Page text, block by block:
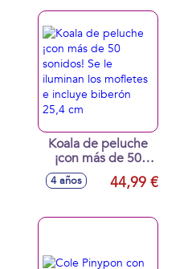
mete los accesorios
en la nevera para
que se enfríen
Koala de peluche
¡con más de 50
sonidos! Se le
iluminan los
biberón 25,4 cm
4 años 44,99 €